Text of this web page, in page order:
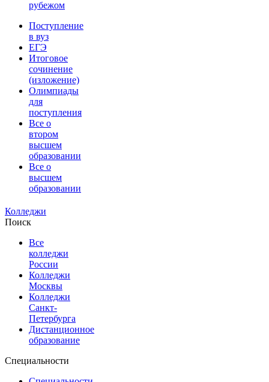
рубежом
Поступление
в вуз
ЕГЭ
Итоговое
сочинение
(изложение)
Олимпиады
для
поступления
Все о
втором
высшем
образовании
Все о
высшем
образовании
Колледжи
Поиск
Все
колледжи
России
Колледжи
Москвы
Колледжи
Санкт-
Петербурга
Дистанционное
образование
Специальности